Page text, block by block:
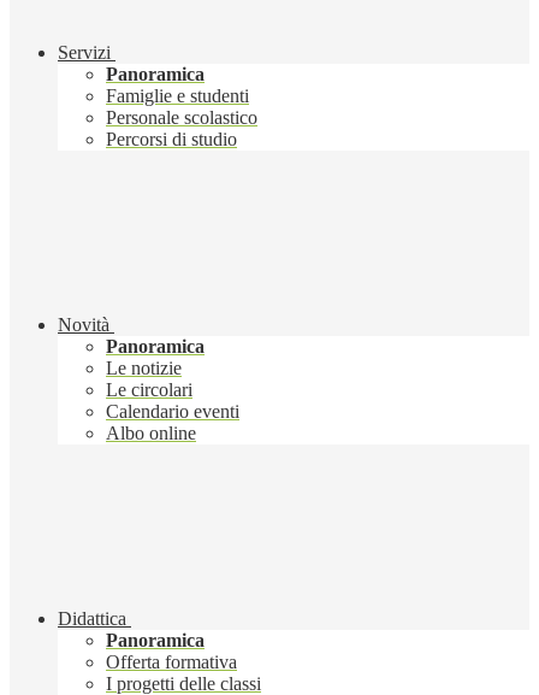
Servizi
Panoramica
Famiglie e studenti
Personale scolastico
Percorsi di studio
Novità
Panoramica
Le notizie
Le circolari
Calendario eventi
Albo online
Didattica
Panoramica
Offerta formativa
I progetti delle classi